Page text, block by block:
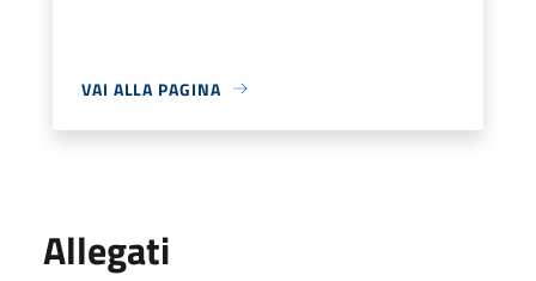
VAI ALLA PAGINA
Allegati